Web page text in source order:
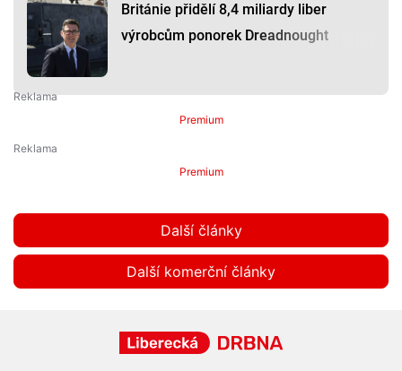
Británie přidělí 8,4 miliardy liber
výrobcům ponorek Dreadnought
Premium
Premium
Další články
Další komerční články